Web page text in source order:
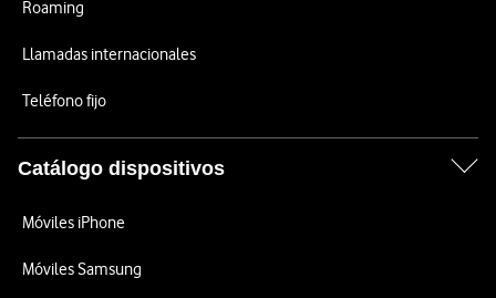
Roaming
Llamadas internacionales
Teléfono fijo
Catálogo dispositivos
Móviles iPhone
Móviles Samsung